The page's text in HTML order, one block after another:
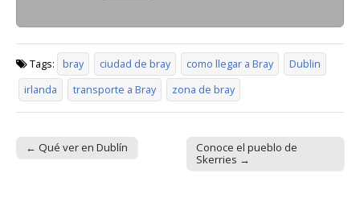
Tags: bray ciudad de bray como llegar a Bray
Dublin
irlanda
transporte a Bray zona de bray
← Qué ver en Dublín
Conoce el pueblo de
Skerries →